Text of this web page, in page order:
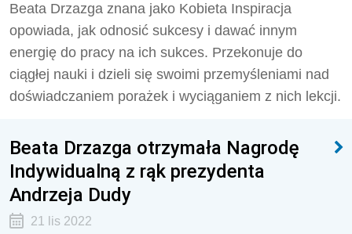
Beata Drzazga znana jako Kobieta Inspiracja
opowiada, jak odnosić sukcesy i dawać innym
energię do pracy na ich sukces. Przekonuje do
ciągłej nauki i dzieli się swoimi przemyśleniami nad
doświadczaniem porażek i wyciąganiem z nich lekcji.
Beata Drzazga otrzymała Nagrodę
Indywidualną z rąk prezydenta
Andrzeja Dudy
21 lis 2022